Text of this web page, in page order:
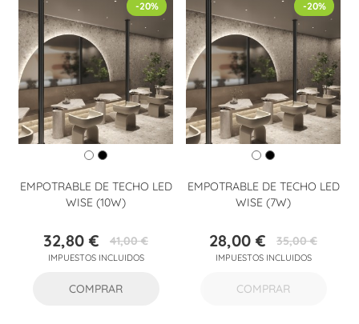
EMPOTRABLE DE TECHO LED
WISE (10W)
Precio
32,80 €Precio
base
41,00 €
IMPUESTOS INCLUIDOS
-20%
COMPRAR
EMPOTRABLE DE TECHO LED
WISE (7W)
Precio
28,00 €Precio
base
35,00 €
IMPUESTOS INCLUIDOS
-20%
COMPRAR